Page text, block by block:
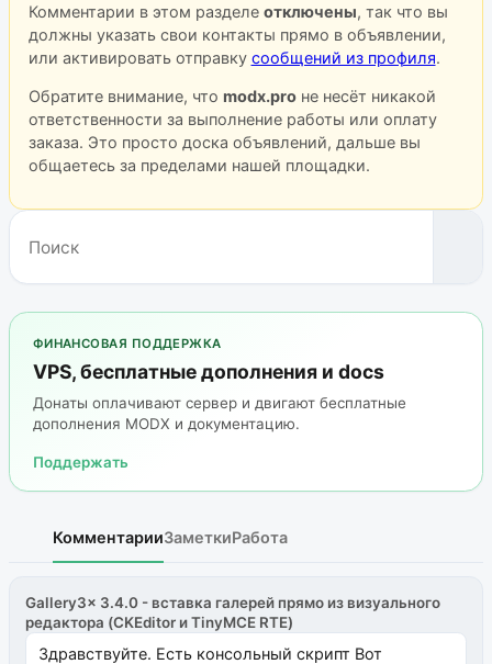
Комментарии в этом разделе отключены, так что вы
должны указать свои контакты прямо в объявлении,
или активировать отправку сообщений из профиля.
Обратите внимание, что modx.proне несёт никакой
ответственности за выполнение работы или оплату
заказа. Это просто доска объявлений, дальше вы
общаетесь за пределами нашей площадки.
ФИНАНСОВАЯ ПОДДЕРЖКА
VPS, бесплатные дополнения и docs
Донаты оплачивают сервер и двигают бесплатные
дополнения MODX и документацию.
Поддержать
КомментарииЗаметкиРабота
Gallery3x 3.4.0 - вставка галерей прямо из визуального
редактора (CKEditor и TinyMCE RTE)
Здравствуйте. Есть консольный скрипт Вот